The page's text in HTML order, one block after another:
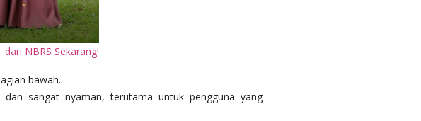
NBRS Sekarang!
bawah.
sangat nyaman, terutama untuk pengguna yang